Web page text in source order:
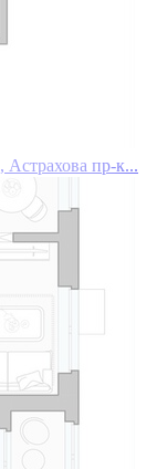
пр-к...